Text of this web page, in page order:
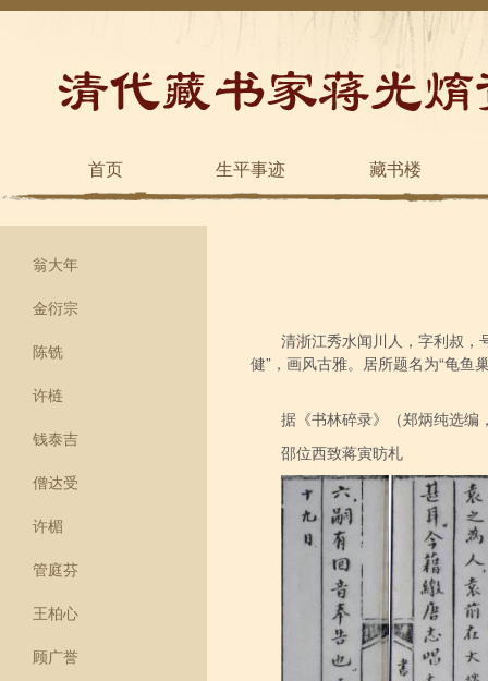
首页 生平事迹 藏书楼
翁大年
金衍宗
陈铣
许梿
钱泰吉
僧达受
许楣
管庭芬
王柏心
顾广誉
清浙江秀水闻川人，字利叔，
健”，画风古雅。居所题名为“龟鱼
据《书林碎录》（郑炳纯选编
邵位西致蒋寅昉札